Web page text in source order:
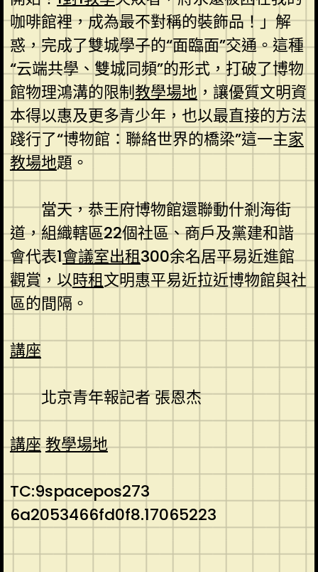
咖啡館裡，成為最不對稱的裝飾品！」解
惑，完成了雙城學子的“面臨面”交通。這種
“云端共學、雙城同頻”的形式，打破了博物
館物理鴻溝的限制教學場地，讓優質文明資
本得以惠及更多青少年，也以最直接的方法
踐行了“博物館：聯絡世界的橋梁”這一主家
教場地題。
當天，恭王府博物館還聯動什剎海街
道，組織轄區22個社區、商戶及黨建和諧
會代表1會議室出租300余名居平易近進館
觀賞，以時租文明惠平易近拉近博物館與社
區的間隔。
講座
北京青年報記者 張恩杰
講座教學場地
TC:9spacepos273
6a2053466fd0f8.17065223